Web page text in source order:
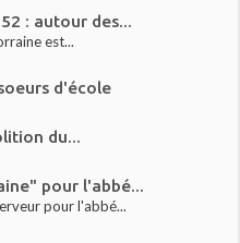
: autour des...
est...
d'école
du...
pour l'abbé...
pour l'abbé...